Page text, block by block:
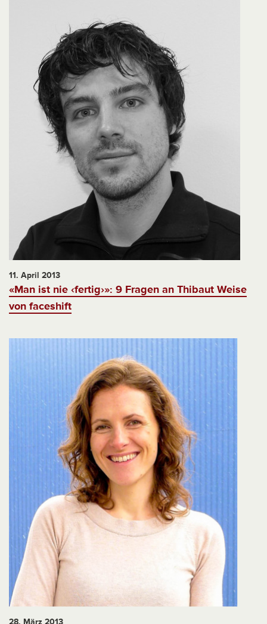
11. April 2013
«Man ist nie ‹fertig›»: 9 Fragen an Thibaut Weise
von faceshift
28. März 2013